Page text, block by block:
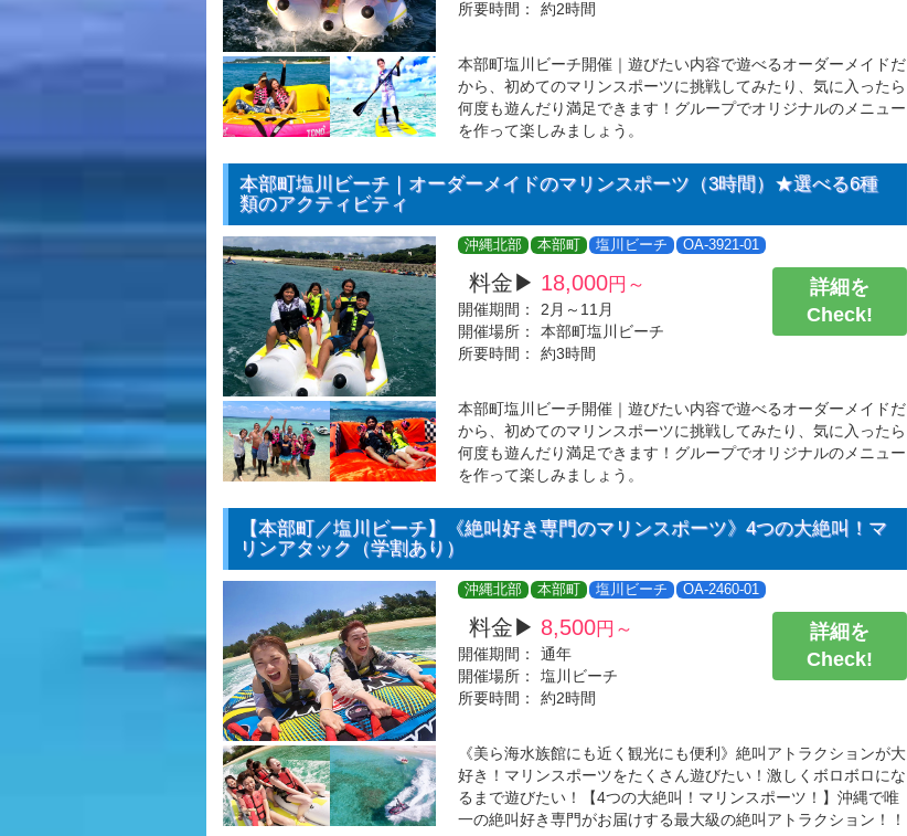
所要時間：
約2時間
本部町塩川ビーチ開催｜遊びたい内容で遊べるオーダーメイドだ
から、初めてのマリンスポーツに挑戦してみたり、気に入ったら
何度も遊んだり満足できます！グループでオリジナルのメニュー
を作って楽しみましょう。
本部町塩川ビーチ｜オーダーメイドのマリンスポーツ（3時間）★選べる6種
類のアクティビティ
沖縄北部 本部町 塩川ビーチ OA-3921-01
料金▶ 18,000円～
開催期間：
2月～11月
開催場所：
本部町塩川ビーチ
所要時間：
約3時間
詳細を
Check!
本部町塩川ビーチ開催｜遊びたい内容で遊べるオーダーメイドだ
から、初めてのマリンスポーツに挑戦してみたり、気に入ったら
何度も遊んだり満足できます！グループでオリジナルのメニュー
を作って楽しみましょう。
【本部町／塩川ビーチ】《絶叫好き専門のマリンスポーツ》4つの大絶叫！マ
リンアタック（学割あり）
沖縄北部 本部町 塩川ビーチ OA-2460-01
料金▶ 8,500円～
開催期間：
通年
開催場所：
塩川ビーチ
所要時間：
約2時間
詳細を
Check!
《美ら海水族館にも近く観光にも便利》絶叫アトラクションが大
好き！マリンスポーツをたくさん遊びたい！激しくボロボロにな
るまで遊びたい！【4つの大絶叫！マリンスポーツ！】沖縄で唯
一の絶叫好き専門がお届けする最大級の絶叫アトラクション！！